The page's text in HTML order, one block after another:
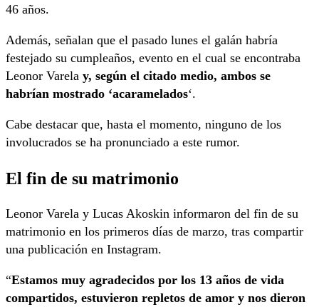
46 años.
Además, señalan que el pasado lunes el galán habría
festejado su cumpleaños, evento en el cual se encontraba
Leonor Varela y, según el citado medio, ambos se
habrían mostrado ‘acaramelados‘.
Cabe destacar que, hasta el momento, ninguno de los
involucrados se ha pronunciado a este rumor.
El fin de su matrimonio
Leonor Varela y Lucas Akoskin informaron del fin de su
matrimonio en los primeros días de marzo, tras compartir
una publicación en Instagram.
“Estamos muy agradecidos por los 13 años de vida
compartidos, estuvieron repletos de amor y nos dieron